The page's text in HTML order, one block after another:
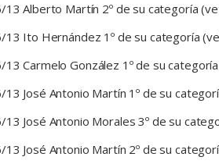
13 Alberto Martín 2º de su categoría
13 Ito Hernández 1º de su categoría
Carmelo González 1º de su
José Antonio Martín 1º de su
José Antonio Morales 3º de su
José Antonio Martín 2º de su